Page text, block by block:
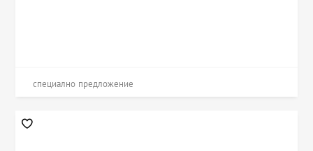
специално предложение